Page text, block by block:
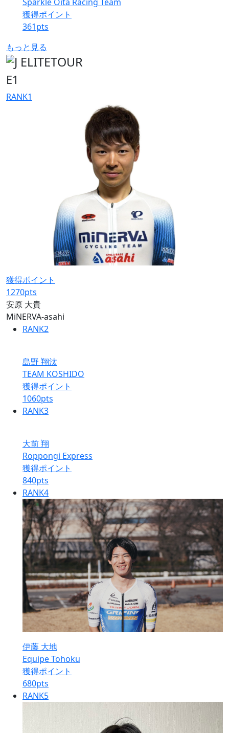
獲得ポイント
361pts
もっと見る
E1
RANK1
獲得ポイント
1270pts
安原 大貴
MiNERVA-asahi
RANK2
島野 翔汰
TEAM KOSHIDO
獲得ポイント
1060pts
RANK3
大前 翔
Roppongi Express
獲得ポイント
840pts
RANK4
伊藤 大地
Equipe Tohoku
獲得ポイント
680pts
RANK5